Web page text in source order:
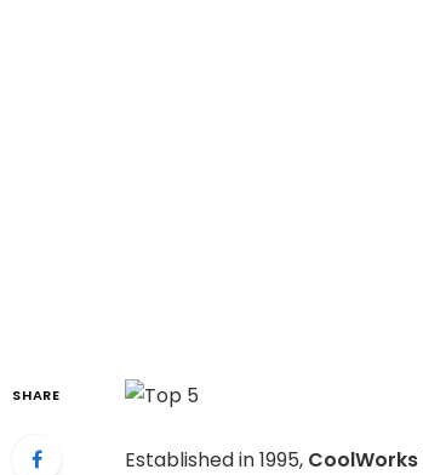
SHARE
Established in 1995, CoolWorks